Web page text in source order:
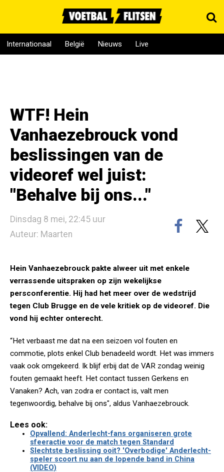
Internationaal België Nieuws Live
WTF! Hein
Vanhaezebrouck vond
beslissingen van de
videoref wel juist:
"Behalve bij ons..."
Dinsdag 8 mei, 22:45 uur
Auteur: Maarten
Hein Vanhaezebrouck pakte alweer uit met enkele
verrassende uitspraken op zijn wekelijkse
persconferentie. Hij had het meer over de wedstrijd
tegen Club Brugge en de vele kritiek op de videoref. Die
vond hij echter onterecht.
“Het verbaast me dat na een seizoen vol fouten en
commotie, plots enkel Club benadeeld wordt. Het was immers
vaak ook omgekeerd. Ik blijf erbij dat de VAR zondag weinig
fouten gemaakt heeft. Het contact tussen Gerkens en
Vanaken? Ach, van zodra er contact is, valt men
tegenwoordig, behalve bij ons", aldus Vanhaezebrouck.
Lees ook:
Opvallend: Anderlecht-fans organiseren grote
sfeeractie voor de match tegen Standard
Slechtste beslissing ooit? 'Overbodige' Anderlecht-
speler scoort nu aan de lopende band in China
(VIDEO)